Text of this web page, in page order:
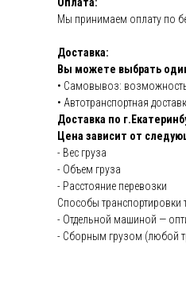
Мы принимаем оплату по
Доставка:
Вы можете выбрать
• Самовывоз:
• Автотранспортная
Доставка по
Цена зависит от
- Вес груза
- Объем груза
- Расстояние перевозки
Способы транспортировки
- Отдельной машиной —
- Сборным грузом (любой